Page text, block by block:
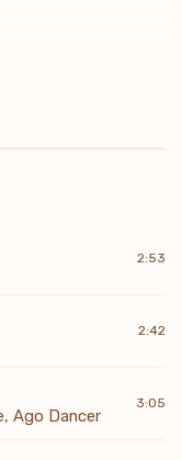
게
oh
2:53
2:42
Ago Dancer
3:05